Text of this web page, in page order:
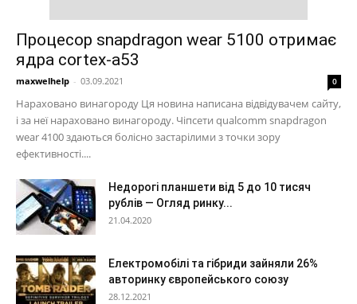
Процесор snapdragon wear 5100 отримає
ядра cortex-a53
maxwelhelp - 03.09.2021 0
Нараховано винагороду Ця новина написана відвідувачем сайту,
і за неї нараховано винагороду. Чіпсети qualcomm snapdragon
wear 4100 здаються болісно застарілими з точки зору
ефективності....
Недорогі планшети від 5 до 10 тисяч
рублів — Огляд ринку...
21.04.2020
Електромобілі та гібриди зайняли 26%
авторинку європейського союзу
28.12.2021